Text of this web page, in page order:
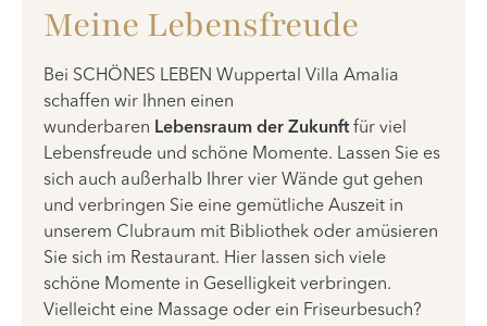
Meine Lebensfreude
Bei SCHÖNES LEBEN Wuppertal Villa Amalia
schaffen wir Ihnen einen
wunderbaren Lebensraum der Zukunftfür viel
Lebensfreude und schöne Momente. Lassen Sie es
sich auch außerhalb Ihrer vier Wände gut gehen
und verbringen Sie eine gemütliche Auszeit in
unserem Clubraum mit Bibliothek oder amüsieren
Sie sich im Restaurant. Hier lassen sich viele
schöne Momente in Geselligkeit verbringen.
Vielleicht eine Massage oder ein Friseurbesuch?